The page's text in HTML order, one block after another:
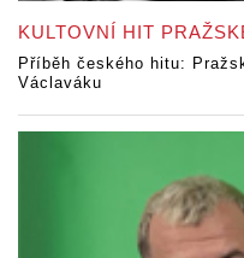
KULTOVNÍ HIT
Příběh českého hitu:
Václaváku